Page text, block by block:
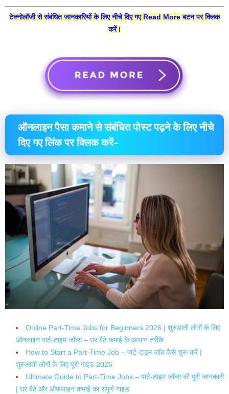
टेक्नोलॉजी से संबंधित जानकारियों के लिए नीचे दिए गए Read More बटन पर क्लिक
करें।
ऑनलाइन पैसा कमाने से संबंधित पोस्ट पढ़ने के लिए नीचे
दिए गए लिंक पर क्लिक करें–
Online Part-Time Jobs for Beginners 2026 | शुरुआती लोगों के लिए
ऑनलाइन पार्ट-टाइम जॉब्स – घर बैठे कमाई के आसान तरीके
How to Start a Part-Time Job – पार्ट-टाइम जॉब कैसे शुरू करें |
शुरुआती लोगों के लिए पूरी गाइड 2026
Ultimate Guide to Part-Time Jobs – पार्ट-टाइम जॉब्स की पूरी जानकारी
| घर बैठे और ऑफलाइन कमाई का संपूर्ण गाइड